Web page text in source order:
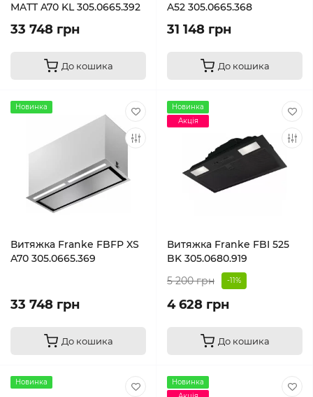
MATT A70 KL 305.0665.392
33 748 грн
До кошика
A52 305.0665.368
31 148 грн
До кошика
Новинка
Витяжка Franke FBFP XS
A70 305.0665.369
33 748 грн
До кошика
Новинка
Акція
Витяжка Franke FBI 525
BK 305.0680.919
5 200 грн
-11%
4 628 грн
До кошика
Новинка
Новинка